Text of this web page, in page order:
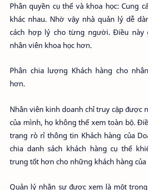
Phân quyền cụ thể và khoa học: Cung
khác nhau. Nhờ vậy nhà quản lý dễ
cách hợp lý cho từng người. Điều này
nhân viên khoa học hơn.
Phân chia lượng Khách hàng cho
hơn.
Nhân viên kinh doanh chỉ truy cập được
của mình, họ không thể xem toàn bộ.
trạng rò rỉ thông tin Khách hàng của
chia danh sách khách hàng cụ thể
trung tốt hơn cho những khách hàng
Quản lý nhân sự được xem là một